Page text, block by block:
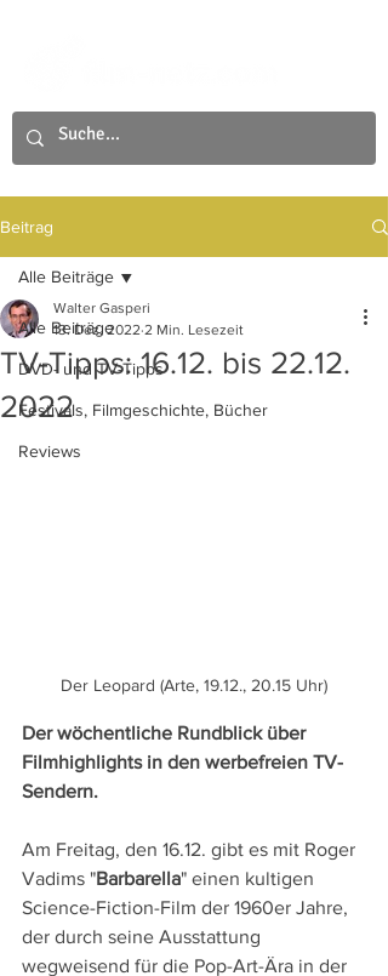
Beitrag
Alle Beiträge
DVD- und TV-Tipps
Festivals, Filmgeschichte, Bücher
Reviews
Alle Beiträge
TV-Tipps: 16.12. bis 22.12.
2022
Walter Gasperi
13. Dez. 2022 2 Min. Lesezeit
Der Leopard (Arte, 19.12., 20.15 Uhr)
Der wöchentliche Rundblick über
Filmhighlights in den werbefreien TV-
Sendern.
Am Freitag, den 16.12. gibt es mit Roger
Vadims "Barbarella" einen kultigen
Science-Fiction-Film der 1960er Jahre,
der durch seine Ausstattung
wegweisend für die Pop-Art-Ära in der